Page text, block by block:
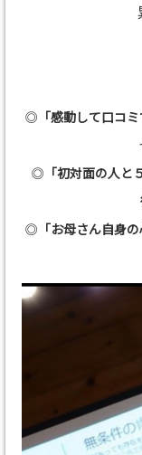
◎ 「感動して口コ
◎ 「初対面の人
◎ 「お母さん自身